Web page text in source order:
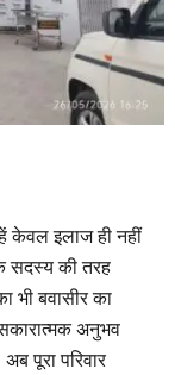
केवल इलाज ही नहीं
सदस्य की तरह
भी बवासीर का
अनुभव
पूरा परिवार